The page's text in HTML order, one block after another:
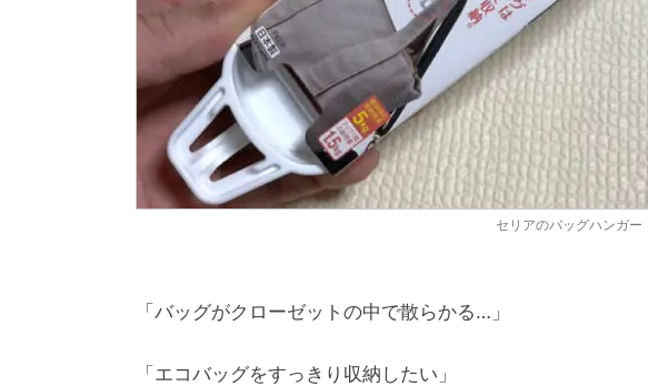
セリアのバッグハンガー
「バッグがクローゼットの中で散らかる…」
「エコバッグをすっきり収納したい」